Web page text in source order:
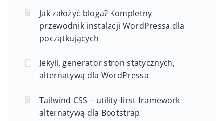
Jak założyć bloga? Kompletny
przewodnik instalacji WordPressa dla
początkujących
Jekyll, generator stron statycznych,
alternatywą dla WordPressa
Tailwind CSS – utility-first framework
alternatywą dla Bootstrap